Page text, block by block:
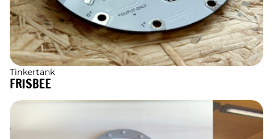
Tinkertank
FRISBEE